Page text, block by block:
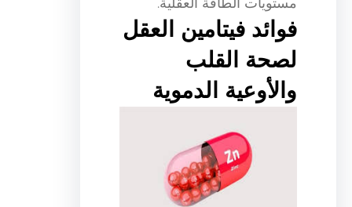
فوائد فيتامين العقل
لصحة القلب
والأوعية الدموية